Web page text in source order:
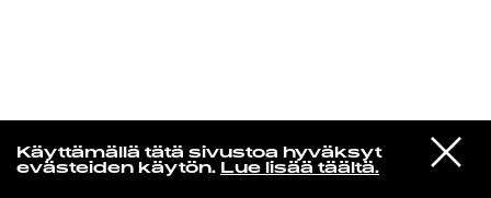
Käyttämällä tätä sivustoa hyväksyt
evästeiden käytön. Lue lisää täältä.
VIESTI
STUDIOON
Radio Helsingin aamut